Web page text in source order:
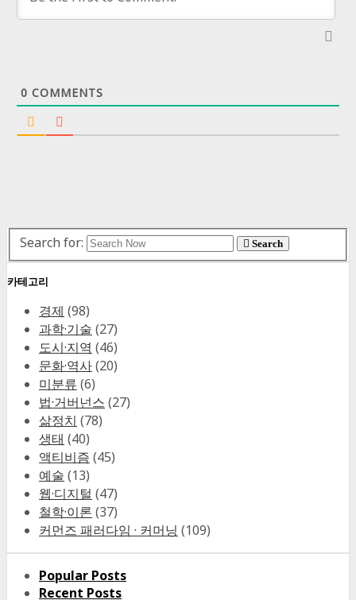
0 COMMENTS
Search for: Search
카테고리
경제 (98)
과학·기술 (27)
도시·지역 (46)
문화·역사(20)
미분류 (6)
법·거버넌스 (27)
삶정치 (78)
생태 (40)
액티비즘 (45)
예술 (13)
웹·디지털 (47)
철학·이론 (37)
커먼즈 패러다임 · 커머닝 (109)
Popular Posts
Recent Posts